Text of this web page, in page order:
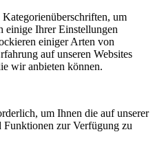
um
einige Ihrer Einstellungen
einiger Arten von
auf unseren Websites
wir anbieten können.
um Ihnen die auf unserer
Funktionen zur Verfügung zu